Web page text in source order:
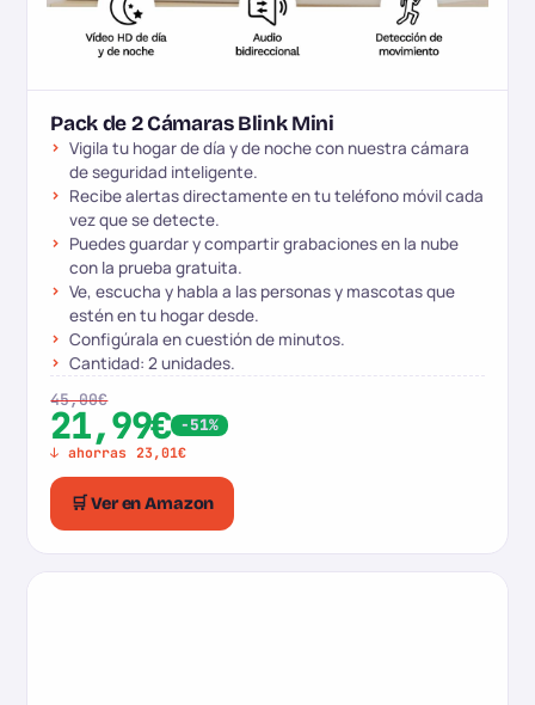
Pack de 2 Cámaras Blink Mini
Vigila tu hogar de día y de noche con nuestra cámara
de seguridad inteligente.
Recibe alertas directamente en tu teléfono móvil cada
vez que se detecte.
Puedes guardar y compartir grabaciones en la nube
con la prueba gratuita.
Ve, escucha y habla a las personas y mascotas que
estén en tu hogar desde.
Configúrala en cuestión de minutos.
Cantidad: 2 unidades.
45,00€
21,99€ -51%
↓ ahorras 23,01€
🛒 Ver en Amazon